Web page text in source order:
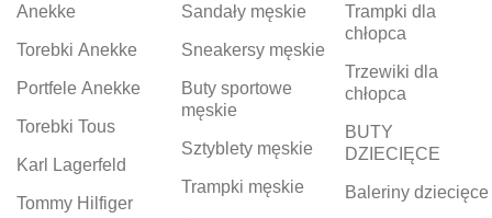
Anekke
Torebki Anekke
Portfele Anekke
Torebki Tous
Karl Lagerfeld
Tommy Hilfiger
Sandały męskie
Sneakersy męskie
Buty sportowe
męskie
Sztyblety męskie
Trampki męskie
Trampki dla
chłopca
Trzewiki dla
chłopca
BUTY
DZIECIĘCE
Baleriny dziecięce